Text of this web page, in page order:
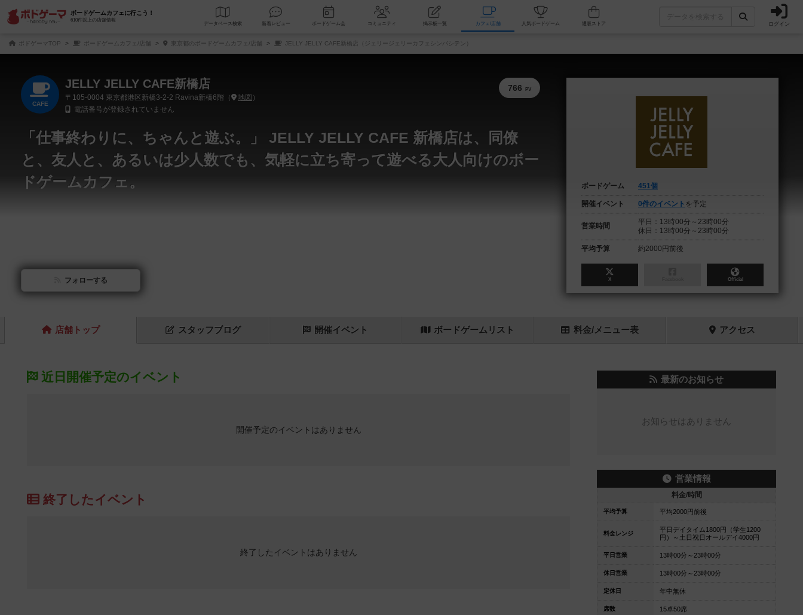
ボードゲームカフェに行こう！
610件以上の店舗情報
データベース 検索 新着レビュー ボードゲーム会 コミュニティ 掲示板一覧 カフェ/店舗 人気ボードゲーム ログイン
ボドゲーマTOP ボードゲームカフェ/店舗 東京都のボードゲームカフェ/店舗 JELLY JELLY CAFE新橋店（ジェリージェリーカフェシンバシテン）
CAFE
766 PV
JELLY JELLY CAFE新橋店
〒105-0004 東京都港区新橋3-2-2 Ravina新橋6階（ 地図 ）
電話番号が登録されていません
「仕事終わりに、ちゃんと遊ぶ。」 JELLY JELLY CAFE 新橋店は、同僚
と、友人と、あるいは少人数でも、気軽に立ち寄って遊べる大人向けのボー
ドゲームカフェ。
ボードゲーム 451個
開催イベント 0件のイベント を予定
営業時間
平日：13時00分～23時00分
休日：13時00分～23時00分
平均予算 約2000円前後
X Official
フォローする
店舗 トップ スタッフブログ 開催イベント ボードゲーム リスト 料金/メニュー表 アクセス
近日開催予定のイベント
開催予定のイベントはありません
終了したイベント
終了したイベントはありません
最新のお知らせ
お知らせはありません
営業情報
料金/時間
平均予算 平均2000円前後
料金レンジ
平日デイタイム1800円（学生1200
円）～土日祝日オールデイ4000円
平日営業 13時00分～23時00分
休日営業 13時00分～23時00分
定休日 年中無休
席数 15卓50席